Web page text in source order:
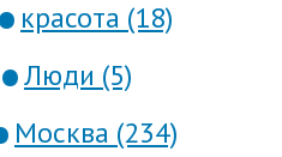
красота (18)
Люди (5)
Москва (234)